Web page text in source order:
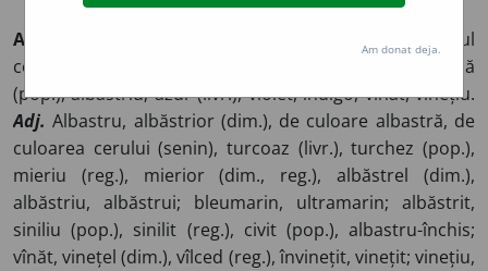
ALBASTRU.
Albastru, culoare albastră; albastrul
cerului, vineția cerului; albăstrime, albăstreală, sineală
(pop.), albăstriu; azur (livr.), violet, indigo, vînăt, vinețiu.
Adj. Albastru, albăstrior (dim.), de culoare albastră, de
culoarea cerului (senin), turcoaz (livr.), turchez (pop.),
mieriu (reg.), mierior (dim., reg.), albăstrel (dim.),
albăstriu, albăstrui; bleumarin, ultramarin; albăstrit,
siniliu (pop.), sinilit (reg.), civit (pop.), albastru-închis;
vînăt, vinețel (dim.), vîlced (reg.), învinețit, vinețit; vinețiu,
Am donat deja.